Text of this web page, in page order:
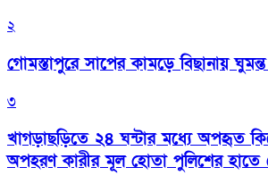
২
গোমস্তাপুরে সাপের কামড়ে বিছানায়
৩
খাগড়াছড়িতে ২৪ ঘন্টার মধ্যে অপহৃত
অপহরণ কারীর মূল হোতা পুলিশের হাতে